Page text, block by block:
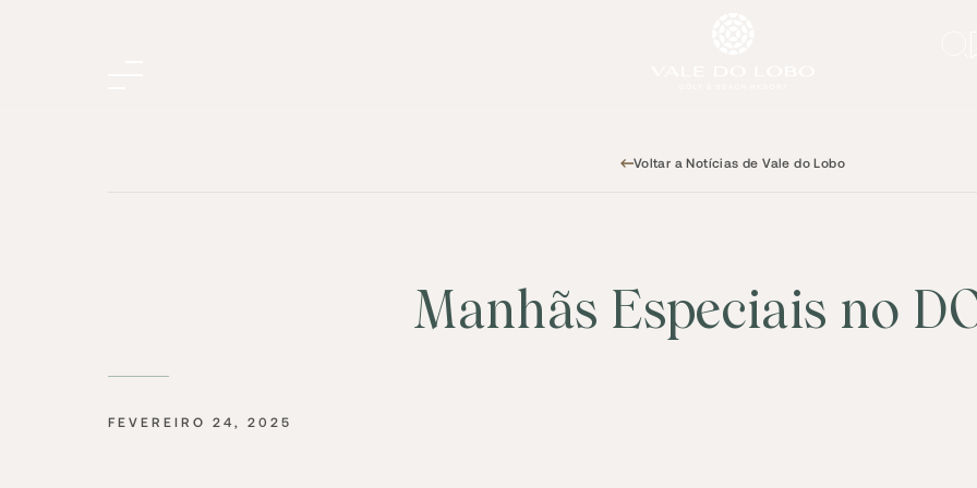
Voltar a Notícias de Vale do Lobo
Manhãs Especiais no
FEVEREIRO 24, 2025